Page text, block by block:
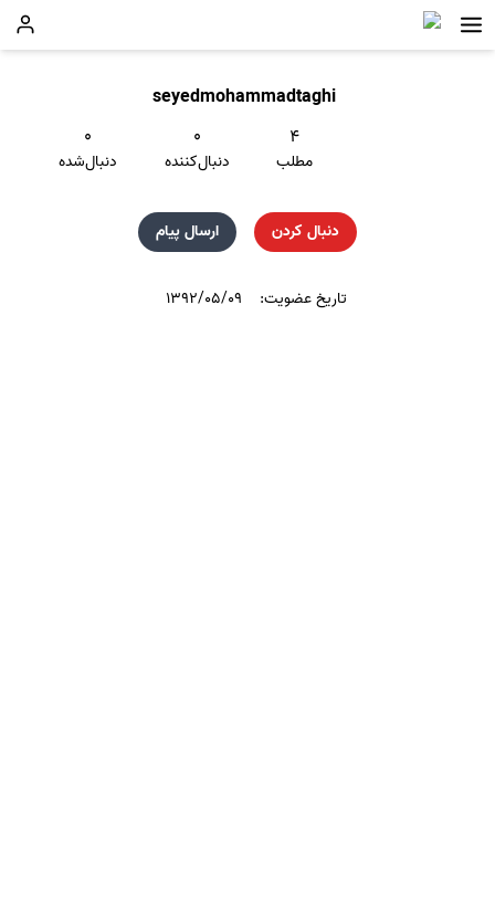
seyedmohammadtaghi
۴
مطلب
۰
دنبال‌کننده
۰
دنبال‌شده
دنبال کردن ارسال پیام
تاریخ عضویت: ۱۳۹۲/۰۵/۰۹